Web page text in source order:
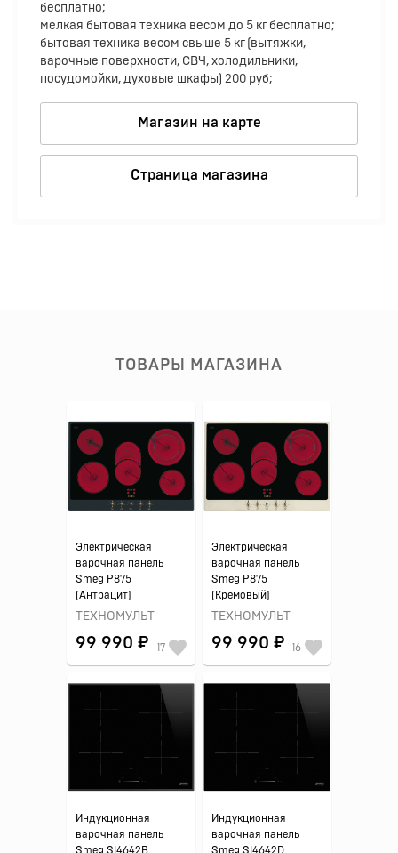
бесплатно;
мелкая бытовая техника весом до 5 кг бесплатно;
бытовая техника весом свыше 5 кг (вытяжки,
варочные поверхности, СВЧ, холодильники,
посудомойки, духовые шкафы) 200 руб;
Магазин на карте
Страница магазина
ТОВАРЫ МАГАЗИНА
Электрическая
варочная панель
Smeg P875
(Антрацит)
ТЕХНОМУЛЬТ
99 990 ₽ 17
Электрическая
варочная панель
Smeg P875
(Кремовый)
ТЕХНОМУЛЬТ
99 990 ₽ 16
Индукционная
варочная панель
Smeg SI4642B
Индукционная
варочная панель
Smeg SI4642D